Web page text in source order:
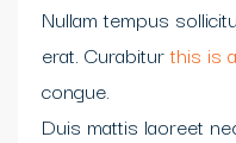
Nullam tempus
erat. Curabiturthis is
congue.
Duis mattis laoreet